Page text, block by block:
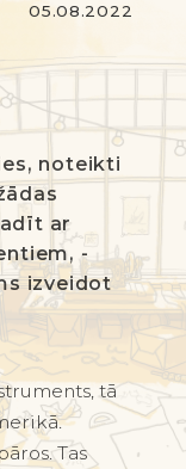
05.08.2022
noteikti
ar
-
izveidot
tā
Tas